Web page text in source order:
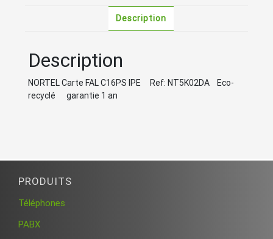
Description
Description
NORTEL Carte FAL C16PS IPE Ref: NT5K02DA Eco-
recyclé garantie 1 an
PRODUITS
Téléphones
PABX